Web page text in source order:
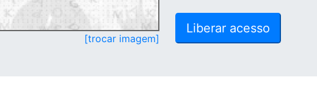
[trocar imagem]